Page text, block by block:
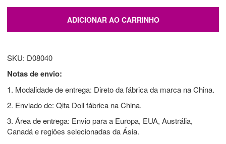
ADICIONAR AO CARRINHO
SKU: D08040
Notas de envio:
1. Modalidade de entrega: Direto da fábrica da marca na China.
2. Enviado de: Qita Doll fábrica na China.
3. Área de entrega: Envio para a Europa, EUA, Austrália,
Canadá e regiões selecionadas da Ásia.